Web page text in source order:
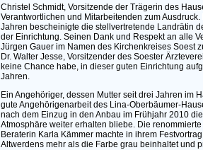
Christel Schmidt, Vorsitzende der Trägerin des
Verantwortlichen und Mitarbeitenden zum
Jahren bescheinigte die stellvertretende Landrätin
der Einrichtung. Seinen Dank und Respekt an alle
Jürgen Gauer im Namen des Kirchenkreises Soest
Dr. Walter Jesse, Vorsitzender des Soester
keine Chance habe, in dieser guten Einrichtung
Jahren.
Ein Angehöriger, dessen Mutter seit drei Jahren im
gute Angehörigenarbeit des Lina-Oberbäumer-
nach dem Einzug in den Anbau im Frühjahr 2010
Atmosphäre weiter erhalten bliebe. Die
Beraterin Karla Kämmer machte in ihrem
Altwerdens mehr als die Farbe grau beinhaltet und